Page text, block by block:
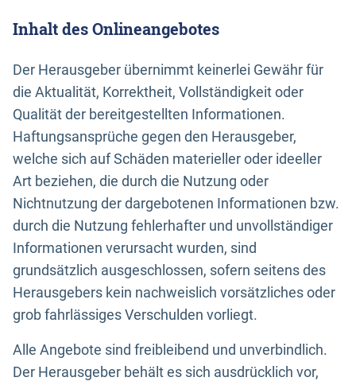
Inhalt des Onlineangebotes
Der Herausgeber übernimmt keinerlei Gewähr für
die Aktualität, Korrektheit, Vollständigkeit oder
Qualität der bereitgestellten Informationen.
Haftungsansprüche gegen den Herausgeber,
welche sich auf Schäden materieller oder ideeller
Art beziehen, die durch die Nutzung oder
Nichtnutzung der dargebotenen Informationen bzw.
durch die Nutzung fehlerhafter und unvollständiger
Informationen verursacht wurden, sind
grundsätzlich ausgeschlossen, sofern seitens des
Herausgebers kein nachweislich vorsätzliches oder
grob fahrlässiges Verschulden vorliegt.
Alle Angebote sind freibleibend und unverbindlich.
Der Herausgeber behält es sich ausdrücklich vor,